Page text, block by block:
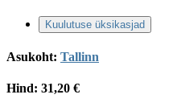
Kuulutuse üksikasjad
Asukoht: Tallinn
Hind: 31,20 €